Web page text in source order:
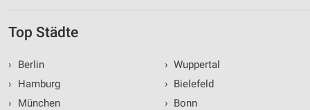
Top Städte
›
Berlin
›
Hamburg
›
München
› Wuppertal
› Bielefeld
› Bonn